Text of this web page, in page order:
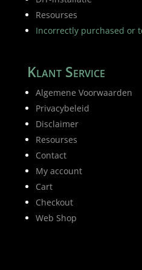
Resourses
Incorrectly purchased or
Klant Service
Algemene Voorwaarden
Privacybeleid
Disclaimer
Resourses
Contact
My account
Cart
Checkout
Web Shop